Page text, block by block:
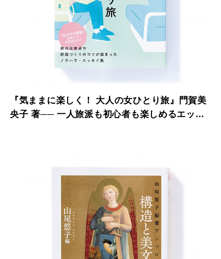
『気ままに楽しく！ 大人の女ひとり旅』門賀美
央子 著── 一人旅派も初心者も楽しめるエッセ